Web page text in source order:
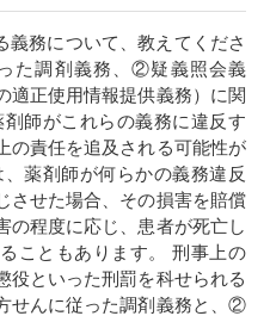
義務について、教えてくださ
た調剤義務、②疑義照会義
正使用情報提供義務）に関
師がこれらの義務に違反す
の責任を追及される可能性が
薬剤師が何らかの義務違反
させた場合、その損害を賠償
の程度に応じ、患者が死亡し
こともあります。 刑事上の
役といった刑罰を科せられる
せんに従った調剤義務と、②